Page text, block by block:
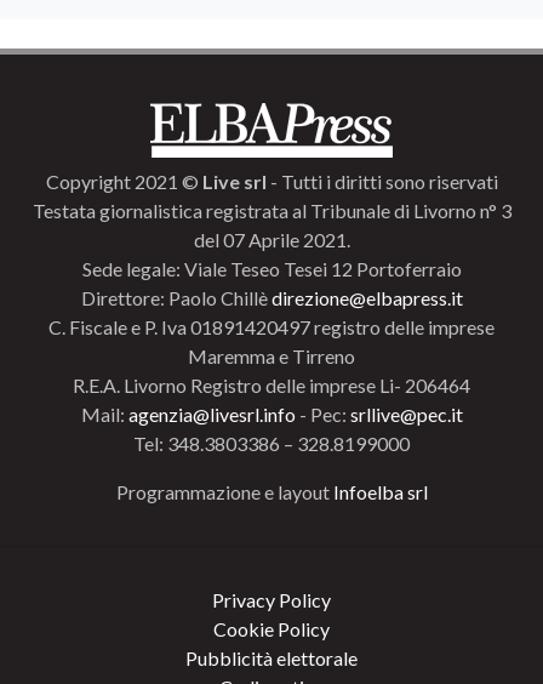
Copyright 2021 © Live srl - Tutti i diritti sono riservati
Testata giornalistica registrata al Tribunale di Livorno n° 3
del 07 Aprile 2021.
Sede legale: Viale Teseo Tesei 12 Portoferraio
Direttore: Paolo Chillèdirezione@elbapress.it
C. Fiscale e P. Iva 01891420497 registro delle imprese
Maremma e Tirreno
R.E.A. Livorno Registro delle imprese Li- 206464
Mail: agenzia@livesrl.info - Pec: srllive@pec.it
Tel: 348.3803386 – 328.8199000
Programmazione e layout Infoelba srl
Privacy Policy
Cookie Policy
Pubblicità elettorale